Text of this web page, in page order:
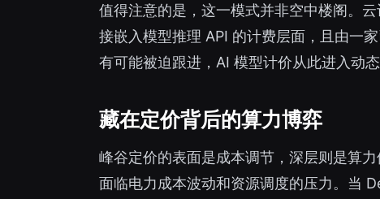
值得注意的是，这一模式并非空中楼阁。
接嵌入模型推理 API 的计费层面，且由一
有可能被迫跟进，AI 模型计价从此进入动态
藏在定价背后的算力博弈
峰谷定价的表面是成本调节，深层则是算
面临电力成本波动和资源调度的压力。当